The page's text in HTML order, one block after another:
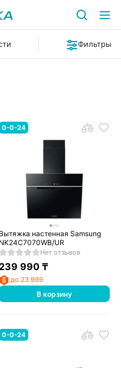
Фильтры
0-0-24
Вытяжка настенная Samsung
NK24C7070WB/UR
Нет отзывов
239 990 ₸
до 23 999
В корзину
0-0-24